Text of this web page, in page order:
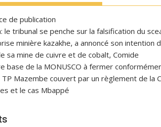
de publication
le tribunal se penche sur la falsification du
minière kazakhe, a annoncé son intention
sa mine de cuivre et de cobalt, Comide
base de la MONUSCO à fermer
TP Mazembe couvert par un règlement de la
et le cas Mbappé